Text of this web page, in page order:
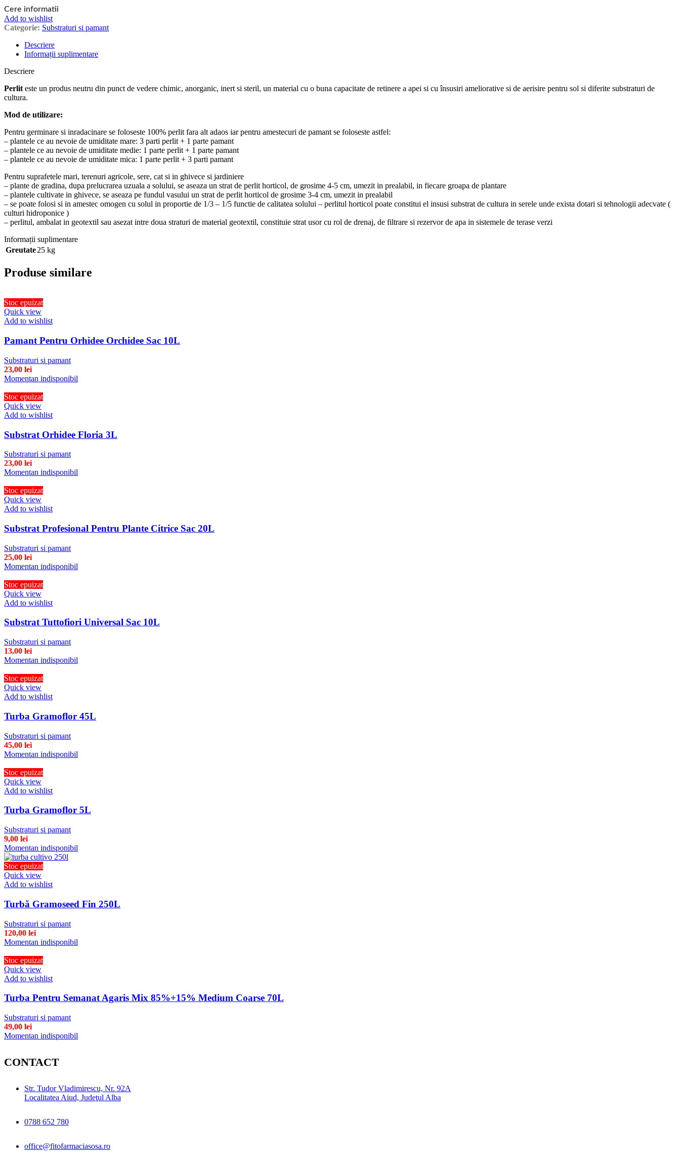
Cere informatii
Add to wishlist
Categorie: Substraturi si pamant
Descriere
Informații suplimentare
Descriere
Perlit este un produs neutru din punct de vedere chimic, anorganic, inert si steril, un material cu o buna capacitate de retinere a apei si cu însusiri ameliorative si de aerisire pentru sol si diferite substraturi de
cultura.
Mod de utilizare:
Pentru germinare si inradacinare se foloseste 100% perlit fara alt adaos iar pentru amestecuri de pamant se foloseste astfel:
– plantele ce au nevoie de umiditate mare: 3 parti perlit + 1 parte pamant
– plantele ce au nevoie de umiditate medie: 1 parte perlit + 1 parte pamant
– plantele ce au nevoie de umiditate mica: 1 parte perlit + 3 parti pamant
Pentru suprafetele mari, terenuri agricole, sere, cat si in ghivece si jardiniere
– plante de gradina, dupa prelucrarea uzuala a solului, se aseaza un strat de perlit horticol, de grosime 4-5 cm, umezit in prealabil, in fiecare groapa de plantare
– plantele cultivate in ghivece, se aseaza pe fundul vasului un strat de perlit horticol de grosime 3-4 cm, umezit in prealabil
– se poate folosi si in amestec omogen cu solul in proportie de 1/3 – 1/5 functie de calitatea solului – perlitul horticol poate constitui el insusi substrat de cultura in serele unde exista dotari si tehnologii adecvate (
culturi hidroponice )
– perlitul, ambalat in geotextil sau asezat intre doua straturi de material geotextil, constituie strat usor cu rol de drenaj, de filtrare si rezervor de apa in sistemele de terase verzi
Informații suplimentare
Greutate25 kg
Produse similare
Stoc epuizat
Quick view
Add to wishlist
Pamant Pentru Orhidee Orchidee Sac 10L
Substraturi si pamant
23,00 lei
Momentan indisponibil
Stoc epuizat
Quick view
Add to wishlist
Substrat Orhidee Floria 3L
Substraturi si pamant
23,00 lei
Momentan indisponibil
Stoc epuizat
Quick view
Add to wishlist
Substrat Profesional Pentru Plante Citrice Sac 20L
Substraturi si pamant
25,00 lei
Momentan indisponibil
Stoc epuizat
Quick view
Add to wishlist
Substrat Tuttofiori Universal Sac 10L
Substraturi si pamant
13,00 lei
Momentan indisponibil
Stoc epuizat
Quick view
Add to wishlist
Turba Gramoflor 45L
Substraturi si pamant
45,00 lei
Momentan indisponibil
Stoc epuizat
Quick view
Add to wishlist
Turba Gramoflor 5L
Substraturi si pamant
9,00 lei
Momentan indisponibil
Stoc epuizat
Quick view
Add to wishlist
Turbă Gramoseed Fin 250L
Substraturi si pamant
120,00 lei
Momentan indisponibil
Stoc epuizat
Quick view
Add to wishlist
Turba Pentru Semanat Agaris Mix 85%+15% Medium Coarse 70L
Substraturi si pamant
49,00 lei
Momentan indisponibil
CONTACT
Str. Tudor Vladimirescu, Nr. 92A
Localitatea Aiud, Judeţul Alba
0788 652 780
office@fitofarmaciasosa.ro